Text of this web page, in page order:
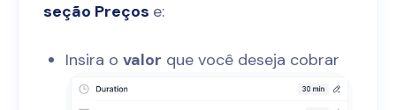
seção Preços e:
Insira o valor que você deseja cobrar